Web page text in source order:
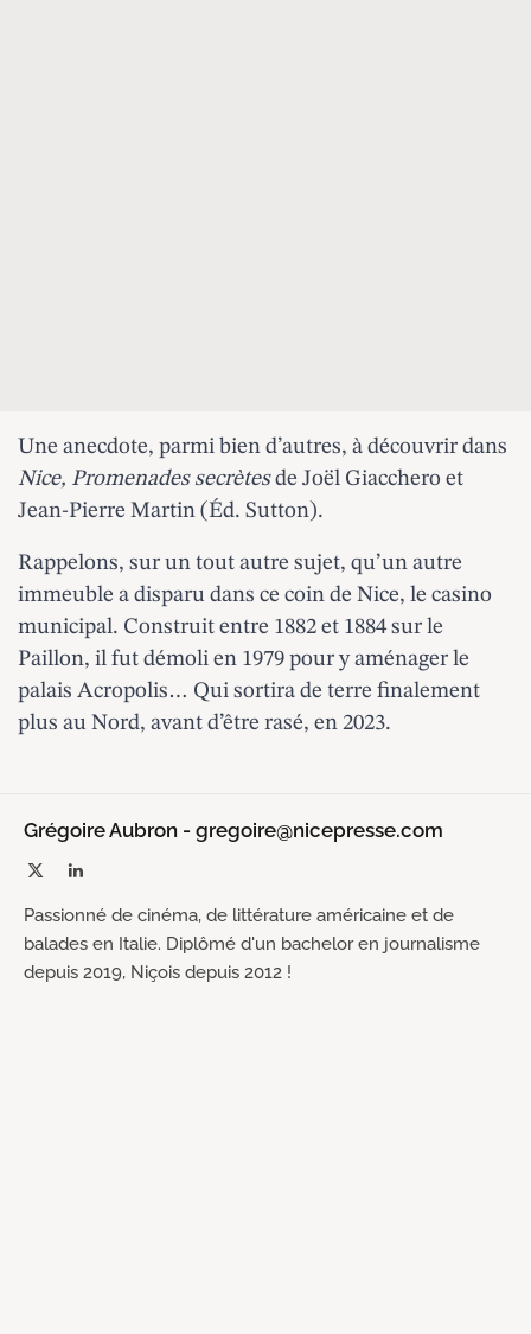
Une anecdote, parmi bien d’autres, à découvrir dans
Nice, Promenades secrètesde Joël Giacchero et
Jean-Pierre Martin (Éd. Sutton).
Rappelons, sur un tout autre sujet, qu’un autre
immeuble a disparu dans ce coin de Nice, le casino
municipal. Construit entre 1882 et 1884 sur le
Paillon, il fut démoli en 1979 pour y aménager le
palais Acropolis… Qui sortira de terre finalement
plus au Nord, avant d’être rasé, en 2023.
Grégoire Aubron - gregoire@nicepresse.com
LinkedIn
Passionné de cinéma, de littérature américaine et de
balades en Italie. Diplômé d'un bachelor en journalisme
depuis 2019, Niçois depuis 2012 !